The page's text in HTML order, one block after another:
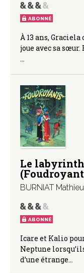
ABONNÉ
À 13 ans,
joue avec sa
…
Le
BURNIAT Mathieu
ABONNÉ
Icare et Kalio
Neptune
d’une étrange…